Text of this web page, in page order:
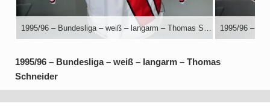
1995/96 – Bundesliga – weiß – langarm – Thomas
Schneider